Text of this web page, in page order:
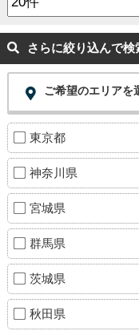
さらに絞り込んで検
ご希望のエリアを
東京都
神奈川県
宮城県
群馬県
茨城県
秋田県